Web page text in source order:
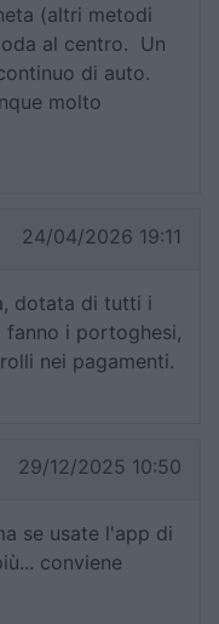
(altri metodi
al centro. Un
di auto.
molto
24/04/2026 19:11
dotata di tutti i
fanno i portoghesi,
nei pagamenti.
29/12/2025 10:50
se usate l'app di
conviene